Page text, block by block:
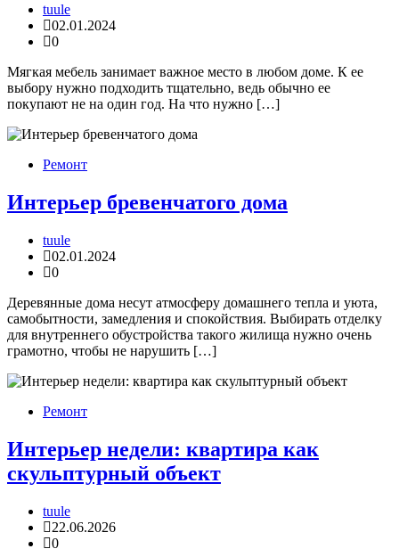
tuule
02.01.2024
0
Мягкая мебель занимает важное место в любом доме. К ее
выбору нужно подходить тщательно, ведь обычно ее
покупают не на один год. На что нужно […]
Ремонт
Интерьер бревенчатого дома
tuule
02.01.2024
0
Деревянные дома несут атмосферу домашнего тепла и уюта,
самобытности, замедления и спокойствия. Выбирать отделку
для внутреннего обустройства такого жилища нужно очень
грамотно, чтобы не нарушить […]
Ремонт
Интерьер недели: квартира как
скульптурный объект
tuule
22.06.2026
0